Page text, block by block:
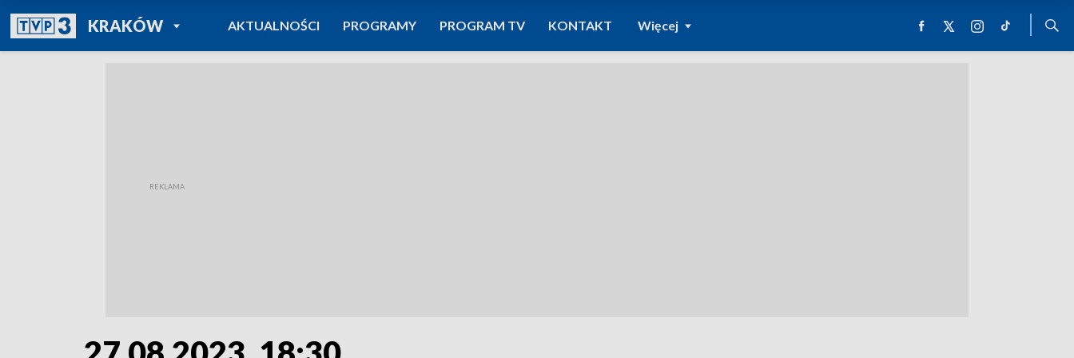
KRAKÓWPOWRÓT DO
TVP REGIONY
AKTUALNOŚCI PROGRAMY PROGRAM TV KONTAKT Więcej